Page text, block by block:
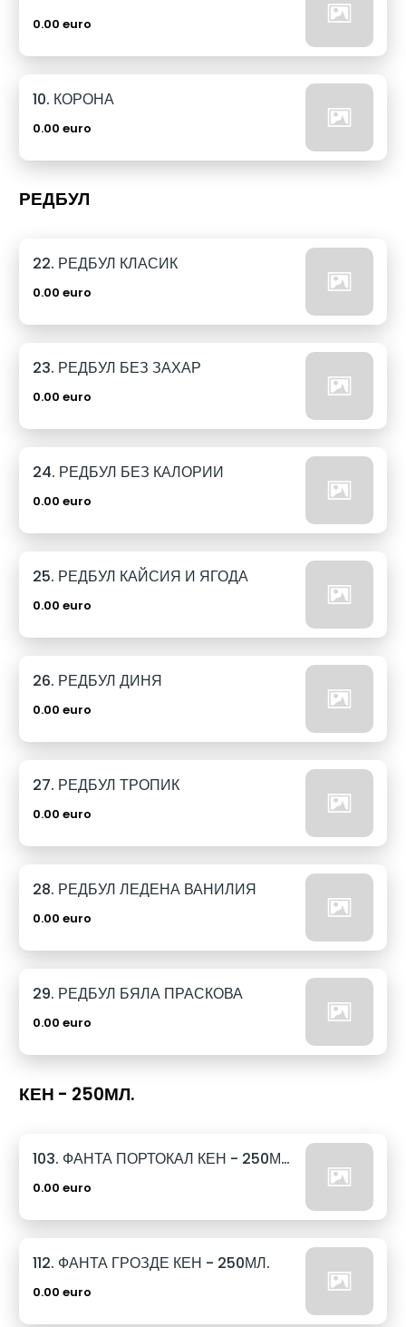
0.00 euro
10. КОРОНА
0.00 euro
РЕДБУЛ
22. РЕДБУЛ КЛАСИК
0.00 euro
23. РЕДБУЛ БЕЗ ЗАХАР
0.00 euro
24. РЕДБУЛ БЕЗ КАЛОРИИ
0.00 euro
25. РЕДБУЛ КАЙСИЯ И ЯГОДА
0.00 euro
26. РЕДБУЛ ДИНЯ
0.00 euro
27. РЕДБУЛ ТРОПИК
0.00 euro
28. РЕДБУЛ ЛЕДЕНА ВАНИЛИЯ
0.00 euro
29. РЕДБУЛ БЯЛА ПРАСКОВА
0.00 euro
КЕН - 250МЛ.
103. ФАНТА ПОРТОКАЛ КЕН - 250МЛ.
0.00 euro
112. ФАНТА ГРОЗДЕ КЕН - 250МЛ.
0.00 euro